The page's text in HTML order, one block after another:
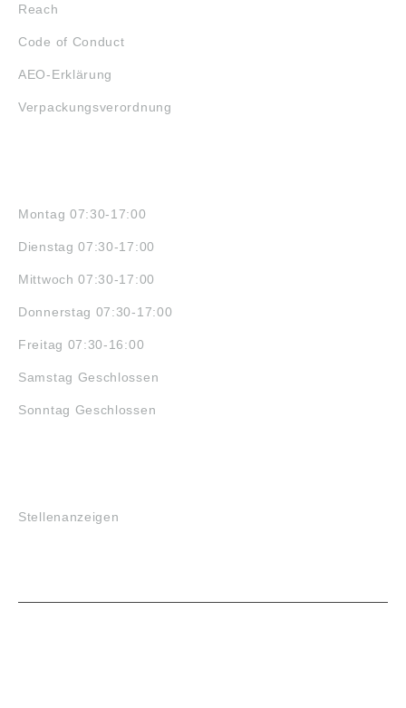
Reach
Code of Conduct
AEO-Erklärung
Verpackungsverordnung
Montag 07:30-17:00
Dienstag 07:30-17:00
Mittwoch 07:30-17:00
Donnerstag 07:30-17:00
Freitag 07:30-16:00
Samstag Geschlossen
Sonntag Geschlossen
Stellenanzeigen